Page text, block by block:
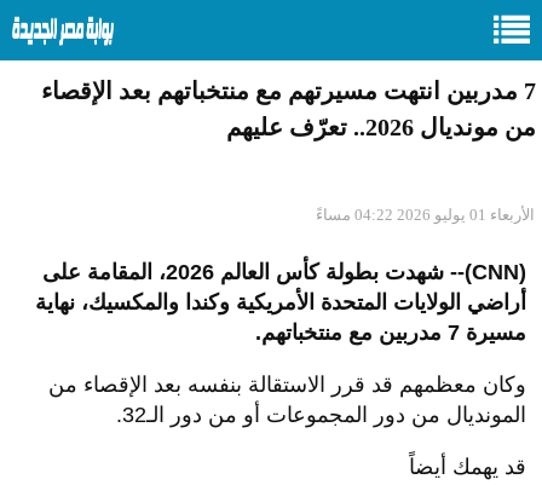
7 مدربين انتهت مسيرتهم مع منتخباتهم بعد الإقصاء
من مونديال 2026.. تعرّف عليهم
الأربعاء 01 يوليو 2026 04:22 مساءً
(CNN)-- شهدت بطولة كأس العالم 2026، المقامة على
أراضي الولايات المتحدة الأمريكية وكندا والمكسيك، نهاية
مسيرة 7 مدربين مع منتخباتهم.
وكان معظمهم قد قرر الاستقالة بنفسه بعد الإقصاء من
المونديال من دور المجموعات أو من دور الـ32.
قد يهمك أيضاً